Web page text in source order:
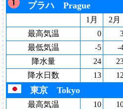
プラハ Prague
1月 2月
最高気温
0
最低気温
-5 -
降水量
24
降水日数
13 12
東京 Tokyo
最高気温 10